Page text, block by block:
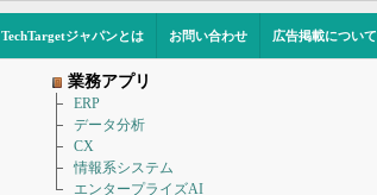
TechTargetジャパンとは お問い合わせ 広告掲載について
業務アプリ
ERP
データ分析
CX
情報系システム
エンタープライズAI